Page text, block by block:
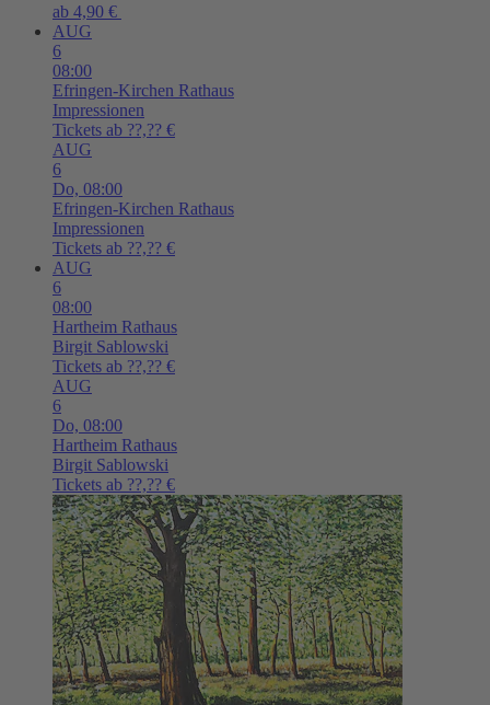
ab 4,90 €
AUG
6
08:00
Efringen-Kirchen Rathaus
Impressionen
Tickets ab ??,?? €
AUG
6
Do, 08:00
Efringen-Kirchen Rathaus
Impressionen
Tickets ab ??,?? €
AUG
6
08:00
Hartheim Rathaus
Birgit Sablowski
Tickets ab ??,?? €
AUG
6
Do, 08:00
Hartheim Rathaus
Birgit Sablowski
Tickets ab ??,?? €